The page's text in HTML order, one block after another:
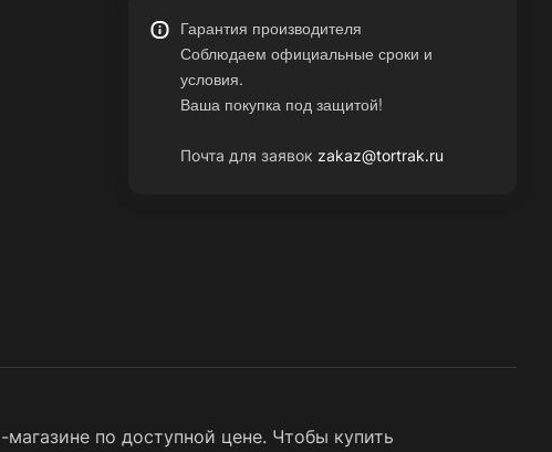
Гарантия производителя
Соблюдаем официальные сроки и
условия.
Ваша покупка под защитой!
Почта для заявок zakaz@tortrak.ru
по доступной цене. Чтобы купить